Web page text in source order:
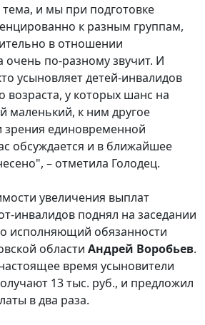
тема, и мы при подготовке
к разным группам,
в отношении
очень по-разному звучит. И
усыновляет детей-инвалидов
возраста, у которых шанс на
маленький, к ним другое
зрения единовременной
обсуждается и в ближайшее
– отметила Голодец.
увеличения выплат
инвалидов поднял на заседании
исполняющий обязанности
области Андрей Воробьев.
время усыновители
13 тыс. руб., и предложил
в два раза.